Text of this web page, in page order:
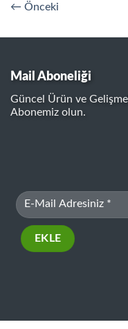
← Önceki
Mail Aboneliği
Güncel Ürün ve
Abonemiz olun.